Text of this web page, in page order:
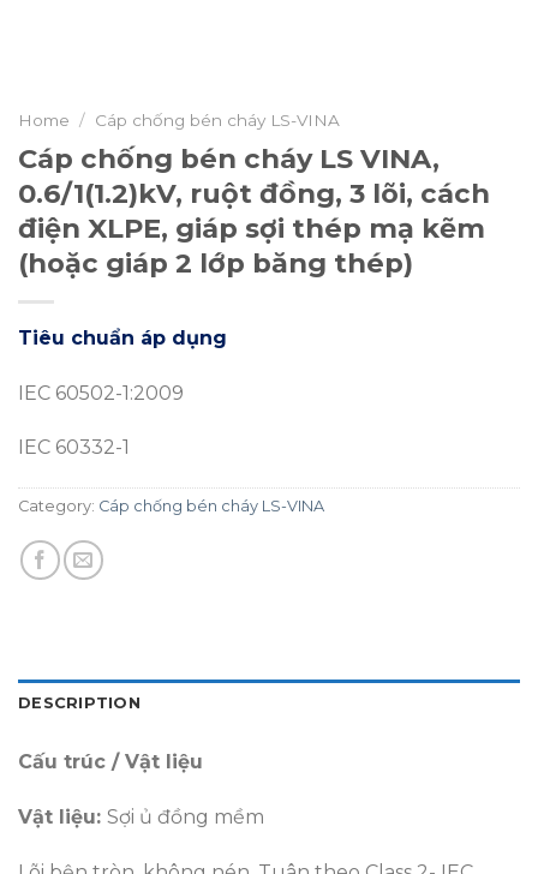
Home / Cáp chống bén cháy LS-VINA
Cáp chống bén cháy LS VINA,
0.6/1(1.2)kV, ruột đồng, 3 lõi, cách
điện XLPE, giáp sợi thép mạ kẽm
(hoặc giáp 2 lớp băng thép)
Tiêu chuẩn áp dụng
IEC 60502-1:2009
IEC 60332-1
Category: Cáp chống bén cháy LS-VINA
DESCRIPTION
Cấu trúc / Vật liệu
Vật liệu: Sợi ủ đồng mềm